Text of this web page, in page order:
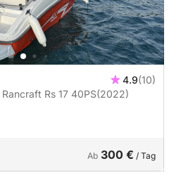
4.9(10)
Boot ohne Führerschein Rancraft Rs 17 40PS(2022)
Ab 300 € / Tag